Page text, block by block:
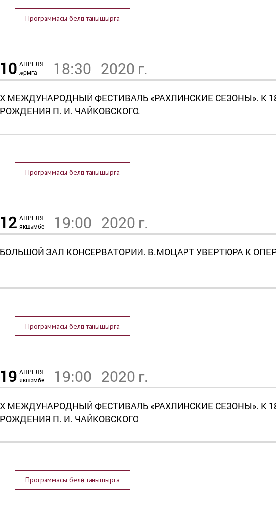
Программасы белән танышырга
10 АПРЕЛЯ
җомга
18:30 2020 г.
X МЕЖДУНАРОДНЫЙ ФЕСТИВАЛЬ «РАХЛИНСКИЕ СЕЗОНЫ». К
РОЖДЕНИЯ П. И. ЧАЙКОВСКОГО.
Программасы белән танышырга
12 АПРЕЛЯ
якшәмбе
19:00 2020 г.
БОЛЬШОЙ ЗАЛ КОНСЕРВАТОРИИ. В.МОЦАРТ УВЕРТЮРА К
Программасы белән танышырга
19 АПРЕЛЯ
якшәмбе
19:00 2020 г.
X МЕЖДУНАРОДНЫЙ ФЕСТИВАЛЬ «РАХЛИНСКИЕ СЕЗОНЫ». К
РОЖДЕНИЯ П. И. ЧАЙКОВСКОГО
Программасы белән танышырга